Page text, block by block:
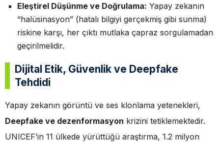
Eleştirel Düşünme ve Doğrulama: Yapay zekanın
“halüsinasyon” (hatalı bilgiyi gerçekmiş gibi sunma)
riskine karşı, her çıktı mutlaka çapraz sorgulamadan
geçirilmelidir.
Dijital Etik, Güvenlik ve Deepfake
Tehdidi
Yapay zekanın görüntü ve ses klonlama yetenekleri,
Deepfake ve dezenformasyon krizini tetiklemektedir.
UNICEF’in 11 ülkede yürüttüğü araştırma, 1.2 milyon